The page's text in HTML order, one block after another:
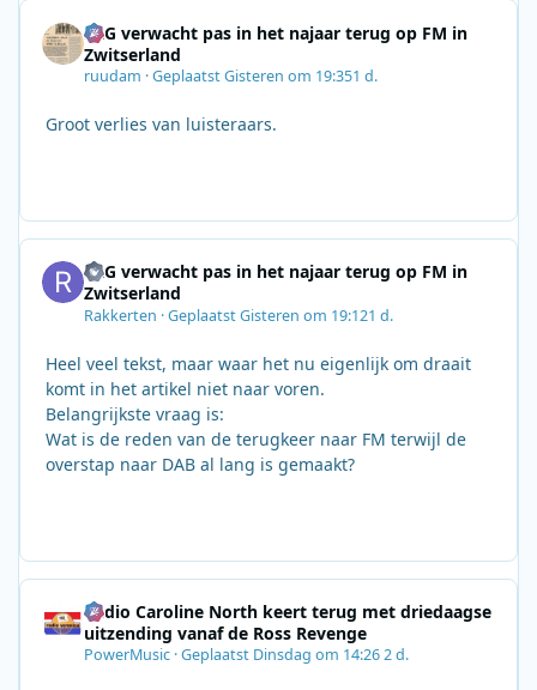
SRG verwacht pas in het najaar terug op FM in
Zwitserland
ruudam ·GeplaatstGisteren om 19:351 d.
Groot verlies van luisteraars.
SRG verwacht pas in het najaar terug op FM in
Zwitserland
Rakkerten ·GeplaatstGisteren om 19:121 d.
Heel veel tekst, maar waar het nu eigenlijk om draait
komt in het artikel niet naar voren.
Belangrijkste vraag is:
Wat is de reden van de terugkeer naar FM terwijl de
overstap naar DAB al lang is gemaakt?
Radio Caroline North keert terug met driedaagse
uitzending vanaf de Ross Revenge
PowerMusic ·Geplaatst Dinsdag om 14:262 d.